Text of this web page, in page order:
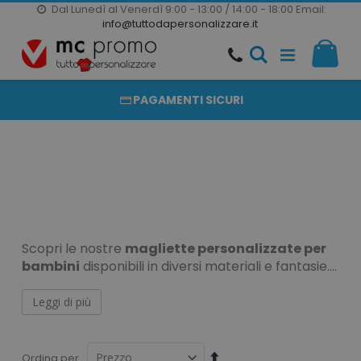
Dal Lunedì al Venerdì 9:00 - 13:00 / 14:00 - 18:00 Email:
info@tuttodapersonalizzare.it
Salta
al
contenuto
20000 PRODOTTI
PRODOTTI COMPLETAMENTE PERSONALIZZABILI
PAGAMENTI SICURI
Scopri le nostre magliette personalizzate per
bambini disponibili in diversi materiali e fantasie.
rinunciare alla qualità e al risparmio!Contattaci
subito, e ti offriamo la personalizzazione migliore
Divertiti con le
Leggi di più